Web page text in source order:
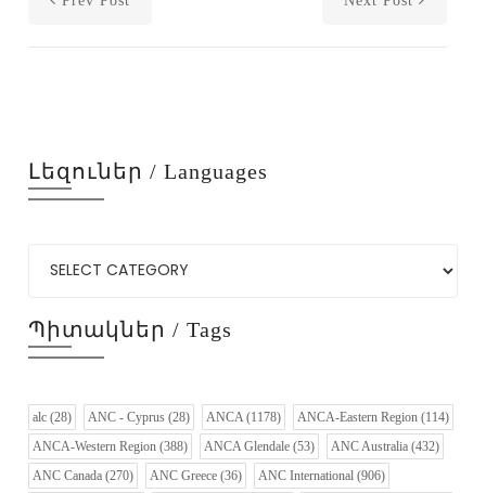
Լեզուներ / Languages
Պիտակներ / Tags
alc (28) ANC - Cyprus (28) ANCA (1178) ANCA-Eastern Region (114)
ANCA-Western Region (388) ANCA Glendale (53) ANC Australia (432)
ANC Canada (270) ANC Greece (36) ANC International (906)